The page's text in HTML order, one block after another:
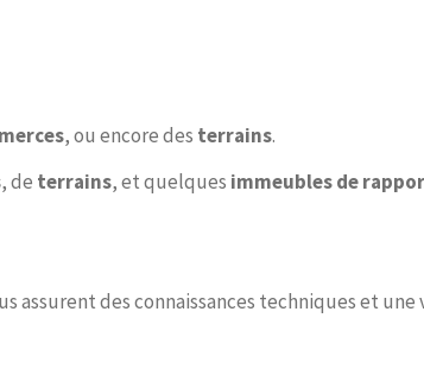
, ou encore des terrains.
, de terrains, et quelques immeubles de
assurent des connaissances techniques et